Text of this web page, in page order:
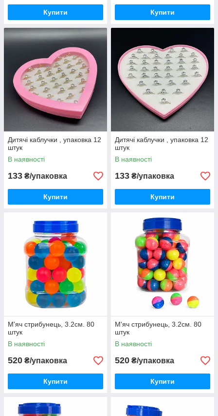
Купити Купити
Дитячі каблучки , упаковка 12
штук
В наявності
133 ₴/упаковка
Купити
Дитячі каблучки , упаковка 12
штук
В наявності
133 ₴/упаковка
Купити
М'яч стрибунець, 3.2см. 80
штук
В наявності
520 ₴/упаковка
Купити
М'яч стрибунець, 3.2см. 80
штук
В наявності
520 ₴/упаковка
Купити